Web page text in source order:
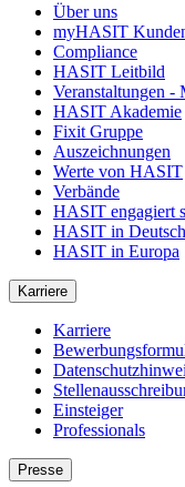
Über uns
myHASIT
Compliance
HASIT Leitbild
Veranstaltungen -
HASIT Akademie
Fixit Gruppe
Auszeichnungen
Werte von HASIT
Verbände
HASIT engagiert
HASIT in
HASIT in Europa
Karriere
Karriere
Einsteiger
Professionals
Presse